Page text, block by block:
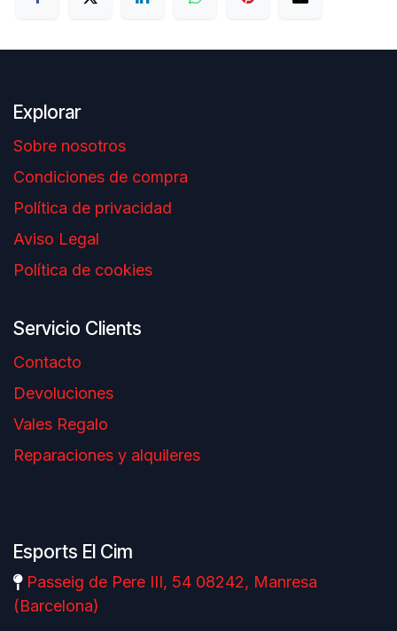
Explorar
Sobre nosotros
Condiciones de compra
Política de privacidad
Aviso Legal
Política de cookies
Servicio Clients
Contacto
Devoluciones
Vales Regalo
Reparaciones y alquileres
Esports El Cim
Passeig de Pere III, 54 08242, Manresa
(Barcelona)